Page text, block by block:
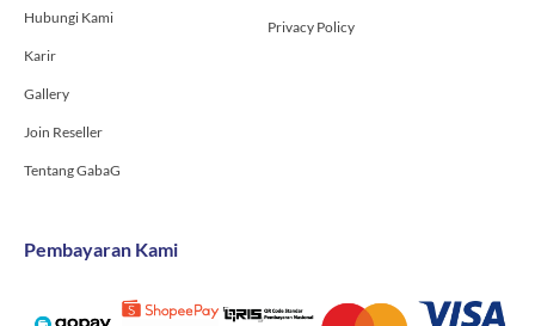
Hubungi Kami
Karir
Gallery
Join Reseller
Tentang GabaG
Privacy Policy
Pembayaran Kami